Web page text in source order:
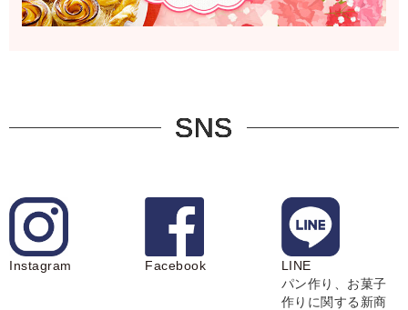
SNS
Instagram Facebook
LINE
パン作り、お菓子
作りに関する新商